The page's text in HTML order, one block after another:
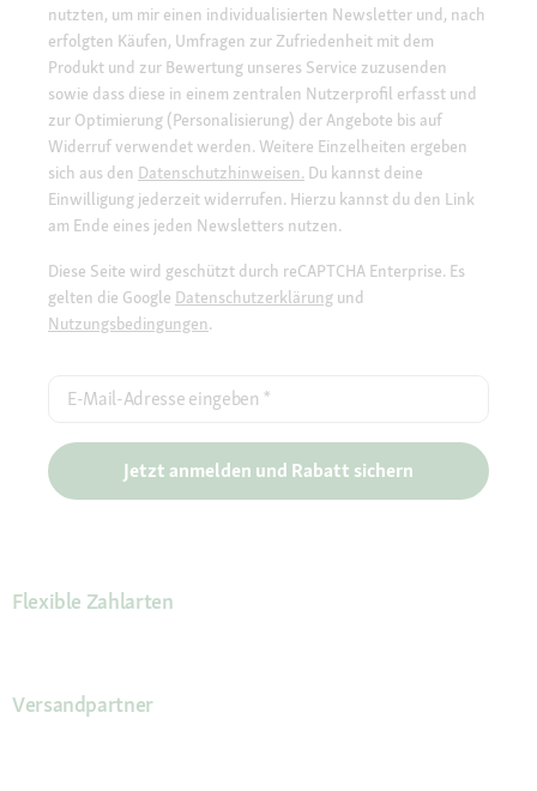
nutzten, um mir einen individualisierten Newsletter und, nach
erfolgten Käufen, Umfragen zur Zufriedenheit mit dem
Produkt und zur Bewertung unseres Service zuzusenden
sowie dass diese in einem zentralen Nutzerprofil erfasst und
zur Optimierung (Personalisierung) der Angebote bis auf
Widerruf verwendet werden. Weitere Einzelheiten ergeben
sich aus den Datenschutzhinweisen. Du kannst deine
Einwilligung jederzeit widerrufen. Hierzu kannst du den Link
am Ende eines jeden Newsletters nutzen.
Diese Seite wird geschützt durch reCAPTCHA Enterprise. Es
gelten die Google Datenschutzerklärung und
Nutzungsbedingungen.
E-Mail-Adresse eingeben *
Jetzt anmelden und Rabatt sichern
Flexible Zahlarten
Versandpartner